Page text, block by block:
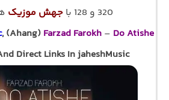
320 و 128 با
جهش موزیک
, (Ahang) Farzad Farokh – Do Atishe
Direct Links In jaheshMusic